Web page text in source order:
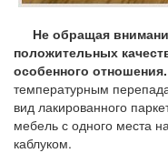
Не обращая
положительных
особенного отношения.
температурным
вид лакированного
мебель с одного места
каблуком.